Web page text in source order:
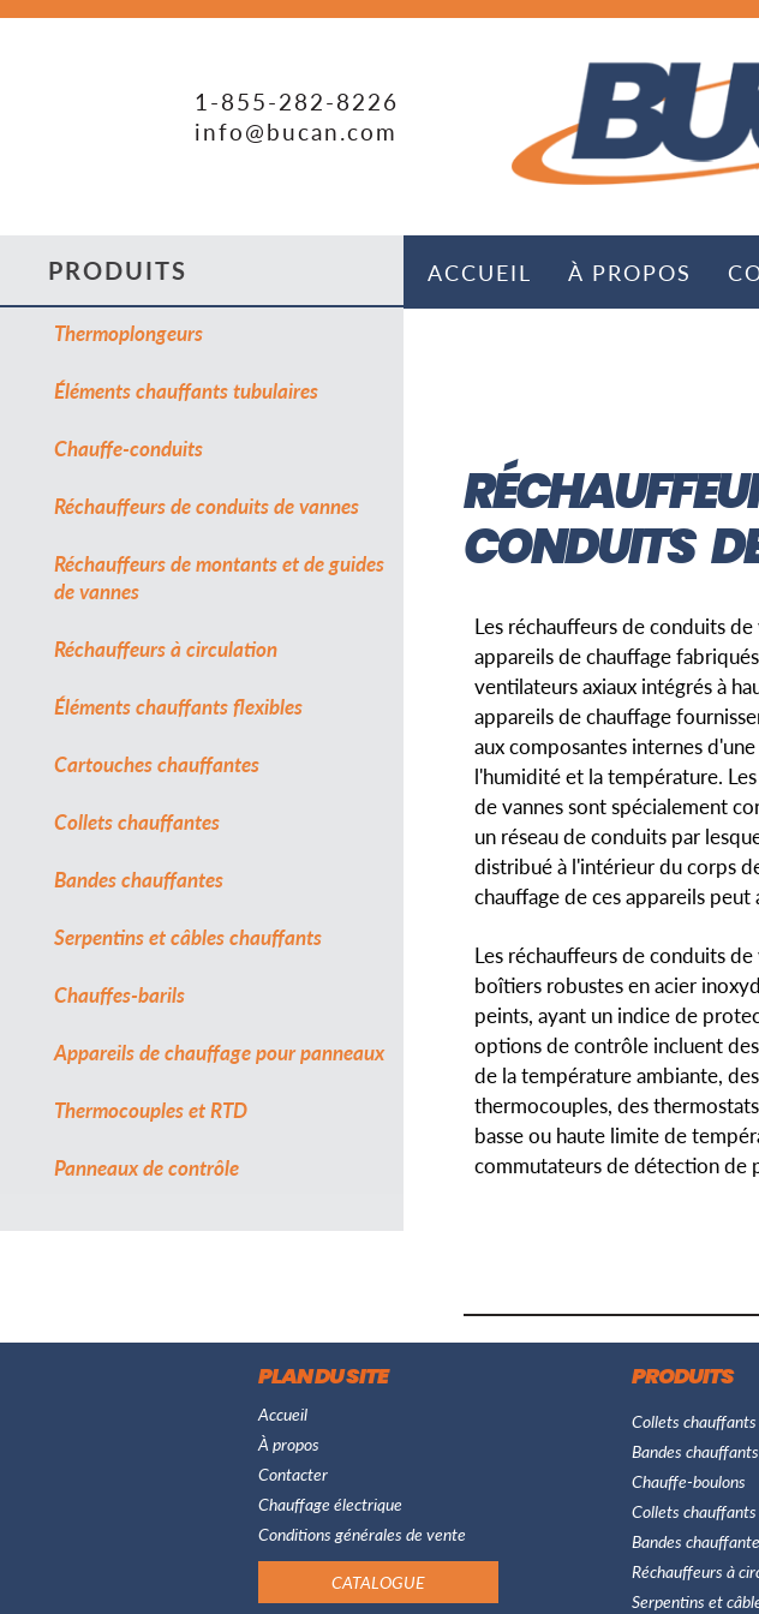
1-855-282-8226
info@bucan.com
PRODUITS
Thermoplongeurs
Éléments chauffants tubulaires
Chauffe-conduits
Réchauffeurs de conduits de vannes
Réchauffeurs de montants et de guides
de vannes
Réchauffeurs à circulation
Éléments chauffants flexibles
Cartouches chauffantes
Collets chauffantes
Bandes chauffantes
Serpentins et câbles chauffants
Chauffes-barils
Appareils de chauffage pour panneaux
Thermocouples et RTD
Panneaux de contrôle
ACCUEIL À PROPOS
CONDUITS
Les réchauffeurs de conduits
appareils de chauffage
ventilateurs axiaux intégrés à
appareils de chauffage
aux composantes internes
l'humidité et la température.
de vannes sont spécialement
un réseau de conduits par
distribué à l'intérieur du corps
chauffage de ces appareils
Les réchauffeurs de conduits
boîtiers robustes en acier
peints, ayant un indice de
options de contrôle incluent
de la température ambiante,
thermocouples, des
basse ou haute limite de
commutateurs de détection de
PLAN DU SITE
Accueil
À propos
Contacter
Chauffage électrique
Conditions générales de vente
CATALOGUE
PRODUITS
Collets
Bandes
Chauffe-boulons
Collets
Bandes
Réchauffeurs à
Serpentins et